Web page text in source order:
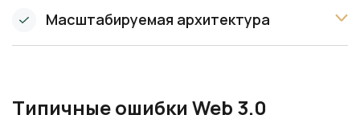
Масштабируемая архитектура
Типичные ошибки Web 3.0